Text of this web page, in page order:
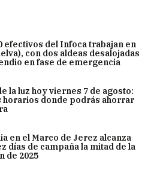
efectivos del Infoca trabajan en
con dos aldeas desalojadas
en fase de emergencia
la luz hoy viernes 7 de agosto:
horarios donde podrás ahorrar
en el Marco de Jerez alcanza
días de campaña la mitad de la
de 2025